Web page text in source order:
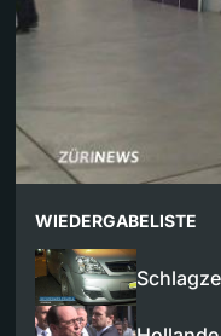
WIEDERGABELISTE